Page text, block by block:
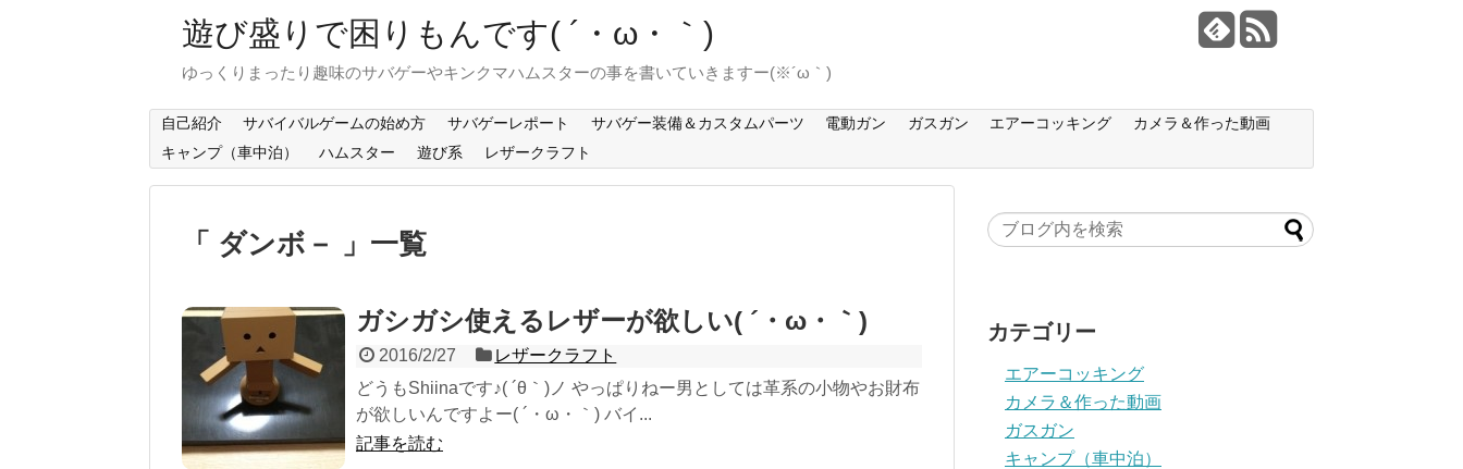
遊び盛りで困りもんです( ´・ω・｀)
ゆっくりまったり趣味のサバゲーやキンクマハムスターの事を書いていきますー(※´ω｀)
自己紹介 サバイバルゲームの始め方 サバゲーレポート サバゲー装備＆カスタムパーツ 電動ガン ガスガン エアーコッキング
カメラ＆作った動画
キャンプ（車中泊）
ハムスター 遊び系 レザークラフト
「 ダンボ－ 」一覧
ガシガシ使えるレザーが欲しい( ´・ω・｀)
2016/2/27
レザークラフト
どうもShiinaです♪( ´θ｀)ノ やっぱりねー男としては革系の小物やお財布
が欲しいんですよー( ´・ω・｀) バイ...
記事を読む
カテゴリー
エアーコッキング
カメラ＆作った動画
ガスガン
キャンプ（車中泊）